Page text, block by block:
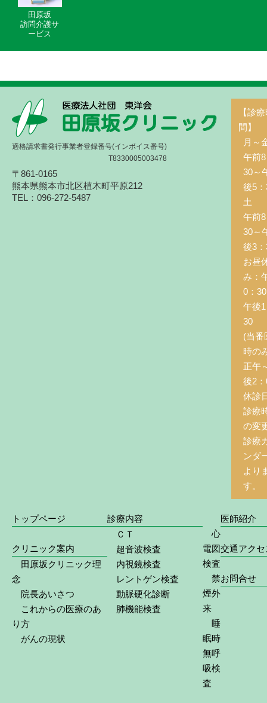
田原坂
訪問介護サ
ービス
適格請求書発行事業者登録番号(インボイス番号)
T8330005003478
〒861-0165
熊本県熊本市北区植木町平原212
TEL：096-272-5487
【診
間】
月～
午前
30～
後5
土
午前
30～
後3
お昼
み：
0：
午後
30
(当番
時の
正午
後2
休診
診療
の変
診療
ンダ
より
す。
トップページ
クリニック案内
田原坂クリニック理
念
院長あいさつ
これからの医療のあ
り方
がんの現状
診療内容
ＣＴ
超音波検査
内視鏡検査
レントゲン検査
動脈硬化診断
肺機能検査
心
電図
検査
禁
煙外
来
睡
眠時
無呼
吸検
査
医師紹介
交通アクセ
お問合せ